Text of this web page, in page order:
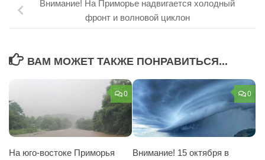
Внимание! На Приморье надвигается холодный
фронт и волновой циклон
ВАМ МОЖЕТ ТАКЖЕ ПОНРАВИТЬСЯ...
0
На юго-востоке Приморья
0
Внимание! 15 октября в